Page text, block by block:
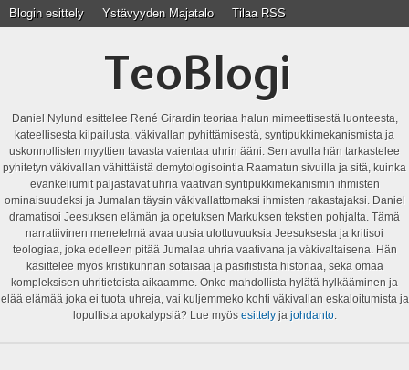
Blogin esittely Ystävyyden Majatalo Tilaa RSS
TeoBlogi
Daniel Nylund esittelee René Girardin teoriaa halun mimeettisestä luonteesta,
kateellisesta kilpailusta, väkivallan pyhittämisestä, syntipukkimekanismista ja
uskonnollisten myyttien tavasta vaientaa uhrin ääni. Sen avulla hän tarkastelee
pyhitetyn väkivallan vähittäistä demytologisointia Raamatun sivuilla ja sitä, kuinka
evankeliumit paljastavat uhria vaativan syntipukkimekanismin ihmisten
ominaisuudeksi ja Jumalan täysin väkivallattomaksi ihmisten rakastajaksi. Daniel
dramatisoi Jeesuksen elämän ja opetuksen Markuksen tekstien pohjalta. Tämä
narratiivinen menetelmä avaa uusia ulottuvuuksia Jeesuksesta ja kritisoi
teologiaa, joka edelleen pitää Jumalaa uhria vaativana ja väkivaltaisena. Hän
käsittelee myös kristikunnan sotaisaa ja pasifistista historiaa, sekä omaa
kompleksisen uhritietoista aikaamme. Onko mahdollista hylätä hylkääminen ja
elää elämää joka ei tuota uhreja, vai kuljemmeko kohti väkivallan eskaloitumista ja
lopullista apokalypsiä? Lue myös esittelyja johdanto.